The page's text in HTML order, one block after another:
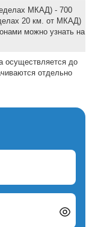
МКАД) - 700
20 км. от МКАД)
можно узнать на
осуществляется до
отдельно